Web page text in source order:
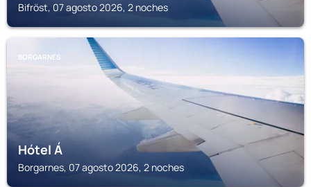
Bifröst, 07 agosto 2026, 2 noches
BORGARNES
Hótel Á
Borgarnes, 07 agosto 2026, 2 noches